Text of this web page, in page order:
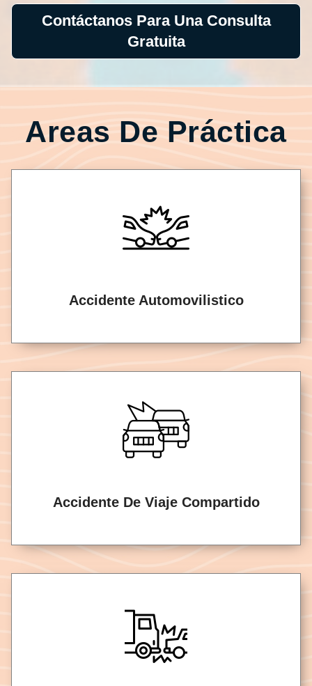
Contáctanos Para Una Consulta
Gratuita
Areas De Práctica
Accidente Automovilistico
Accidente De Viaje Compartido